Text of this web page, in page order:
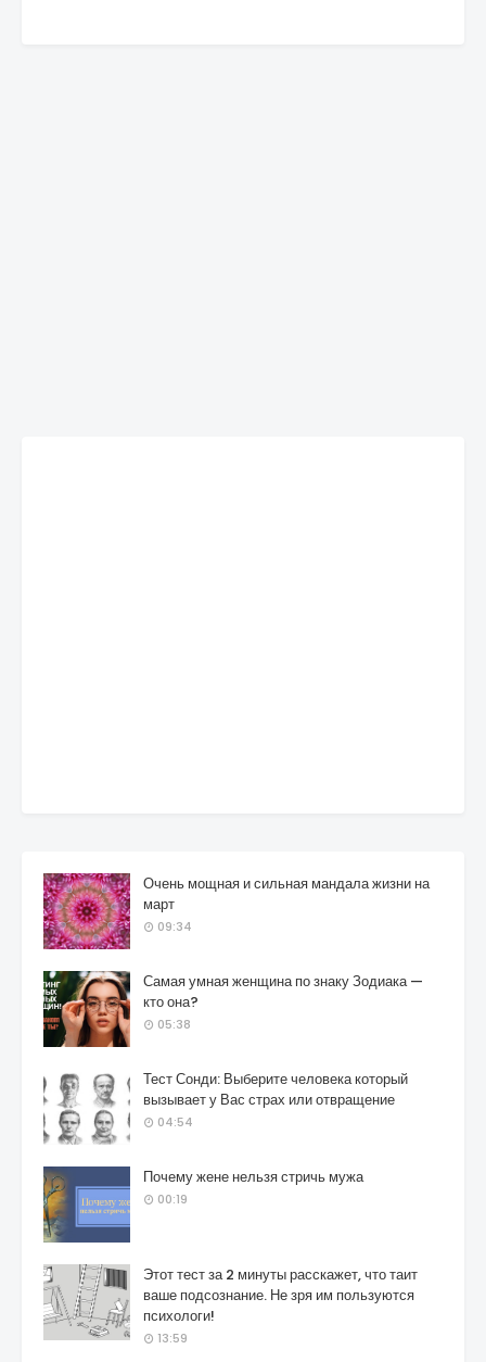
Очень мощная и сильная мандала жизни на
март
09:34
Самая умная женщина по знаку Зодиака —
кто она?
05:38
Тест Сонди: Выберите человека который
вызывает у Вас страх или отвращение
04:54
Почему жене нельзя стричь мужа
00:19
Этот тест за 2 минуты расскажет, что таит
ваше подсознание. Не зря им пользуются
психологи!
13:59